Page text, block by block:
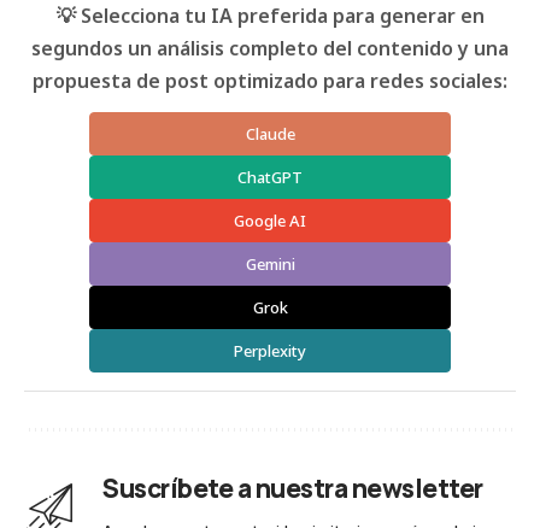
💡 Selecciona tu IA preferida para generar en
segundos un análisis completo del contenido y una
propuesta de post optimizado para redes sociales:
Claude
ChatGPT
Google AI
Gemini
Grok
Perplexity
Suscríbete a nuestra newsletter